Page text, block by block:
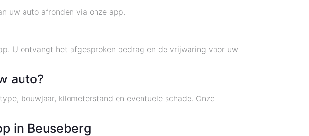
uw auto afronden via onze app.
U ontvangt het afgesproken bedrag en de vrijwaring voor uw
auto?
bouwjaar, kilometerstand en eventuele schade. Onze
in Beuseberg